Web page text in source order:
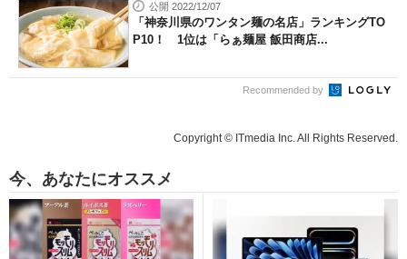
公開 2022/12/07
「神奈川県のワンタン麺の名店」ランキングTO
P10！ 1位は「らぁ麺屋 飯田商店...
Recommended by
Copyright © ITmedia Inc. All Rights Reserved.
今、あなたにオススメ